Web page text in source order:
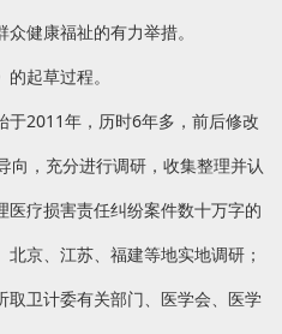
健康福祉的有力举措。
起草过程。
2011年，历时6年多，前后修改
向，充分进行调研，收集整理并认
疗损害责任纠纷案件数十万字的
京、江苏、福建等地实地调研；
取卫计委有关部门、医学会、医学